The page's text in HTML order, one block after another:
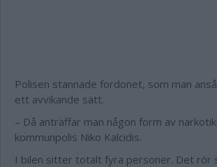
Polisen stannade fordonet, som man
ett avvikande sätt.
– Då anträffar man någon form av
kommunpolis Niko Kalcidis.
I bilen sitter totalt fyra personer. Det rör